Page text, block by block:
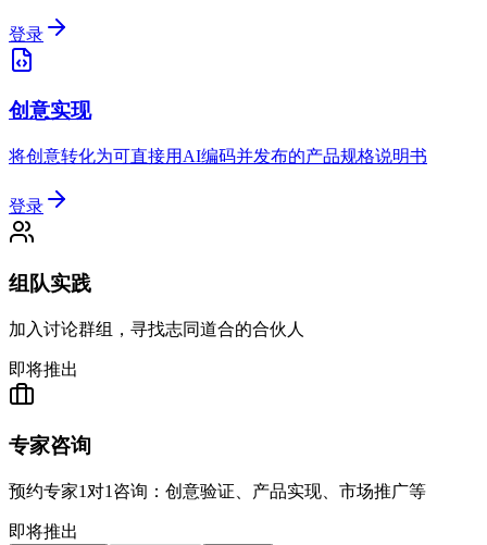
登录
创意实现
将创意转化为可直接用AI编码并发布的产品规格说明书
登录
组队实践
加入讨论群组，寻找志同道合的合伙人
即将推出
专家咨询
预约专家1对1咨询：创意验证、产品实现、市场推广等
即将推出